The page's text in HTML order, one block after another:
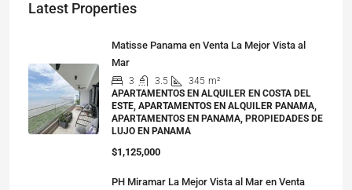
Latest Properties
Matisse Panama en Venta La Mejor Vista al
Mar
3 3.5 345 m²
APARTAMENTOS EN ALQUILER EN COSTA DEL
ESTE, APARTAMENTOS EN ALQUILER PANAMA,
APARTAMENTOS EN PANAMA, PROPIEDADES DE
LUJO EN PANAMA
$1,125,000
PH Miramar La Mejor Vista al Mar en Venta